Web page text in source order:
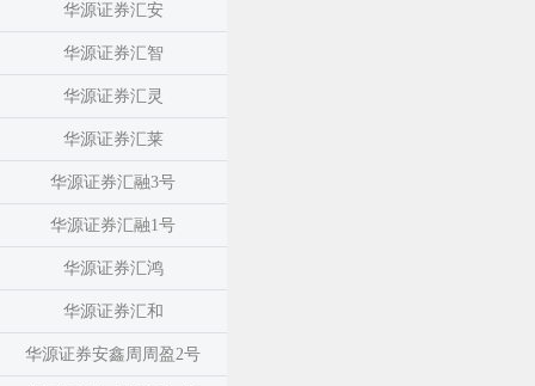
华源证券汇安
华源证券汇智
华源证券汇灵
华源证券汇莱
华源证券汇融3号
华源证券汇融1号
华源证券汇鸿
华源证券汇和
华源证券安鑫周周盈2号